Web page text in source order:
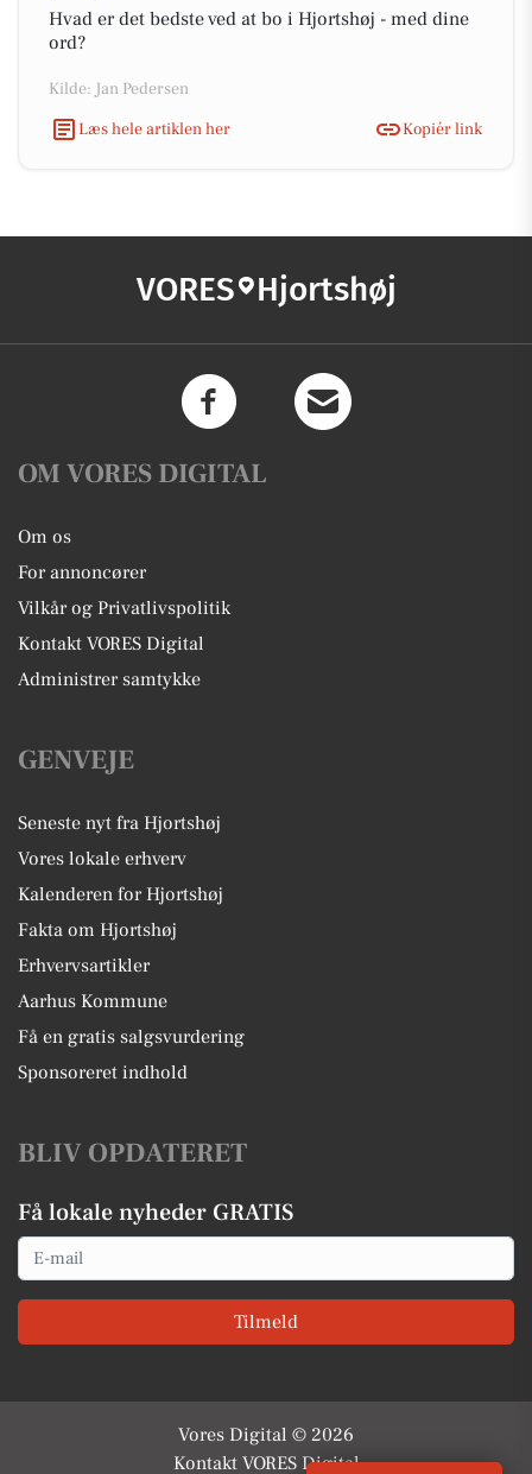
Hvad er det bedste ved at bo i Hjortshøj - med dine
ord?
Kilde: Jan Pedersen
Læs hele artiklen her
Kopiér link
VORES Hjortshøj
OM VORES DIGITAL
Om os
For annoncører
Vilkår og Privatlivspolitik
Kontakt VORES Digital
Administrer samtykke
GENVEJE
Seneste nyt fra Hjortshøj
Vores lokale erhverv
Kalenderen for Hjortshøj
Fakta om Hjortshøj
Erhvervsartikler
Aarhus Kommune
Få en gratis salgsvurdering
Sponsoreret indhold
BLIV OPDATERET
Få lokale nyheder GRATIS
Email
Tilmeld
Vores Digital © 2026
Kontakt VORES Digital